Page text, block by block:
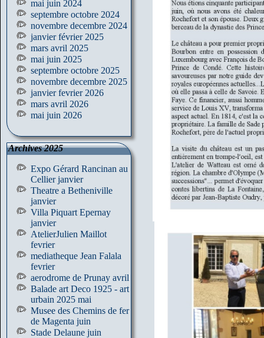
mai juin 2024
septembre octobre 2024
novembre decembre 2024
janvier février 2025
mars avril 2025
mai juin 2025
septembre octobre 2025
novembre decembre 2025
janvier fevrier 2026
mars avril 2026
mai juin 2026
Archives 2025
Expo Gérard Rancinan au
Cellier janvier
Theatre a Betheniville
janvier
Villa Piquart Epernay
janvier
AtelierJulien Maillot
fevrier
mediatheque Jean Falala
fevrier
aerodrome de Prunay avril
Balade art Deco 1925 - art
urbain 2025 mai
Musee des Chemins de fer
de Magenta juin
Stade Delaune juin